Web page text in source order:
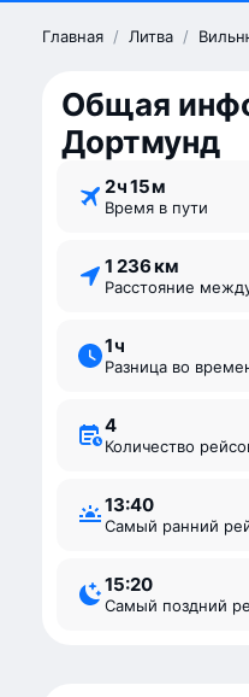
Главная / Литва /
Общая
Дортмунд
2 ⁠ч 15 ⁠м
Время в пути
1 236 км
Расстояние
1 ⁠ч
Разница во
4
Количество
13:40
Самый ранний
15:20
Самый поздний